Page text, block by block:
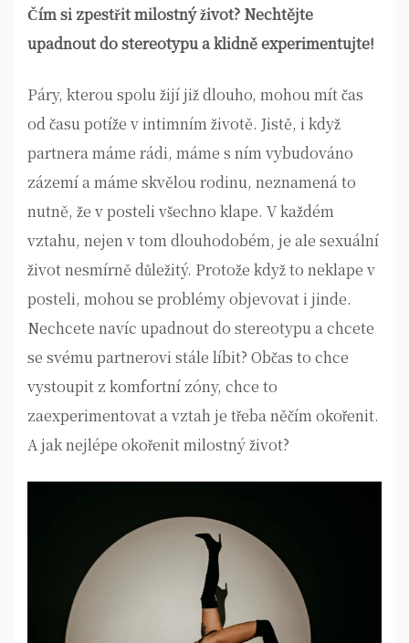
Čím si zpestřit milostný život? Nechtějte
upadnout do stereotypu a klidně experimentujte!
Páry, kterou spolu žijí již dlouho, mohou mít čas
od času potíže v intimním životě. Jistě, i když
partnera máme rádi, máme s ním vybudováno
zázemí a máme skvělou rodinu, neznamená to
nutně, že v posteli všechno klape. V každém
vztahu, nejen v tom dlouhodobém, je ale sexuální
život nesmírně důležitý. Protože když to neklape v
posteli, mohou se problémy objevovat i jinde.
Nechcete navíc upadnout do stereotypu a chcete
se svému partnerovi stále líbit? Občas to chce
vystoupit z komfortní zóny, chce to
zaexperimentovat a vztah je třeba něčím okořenit.
A jak nejlépe okořenit milostný život?